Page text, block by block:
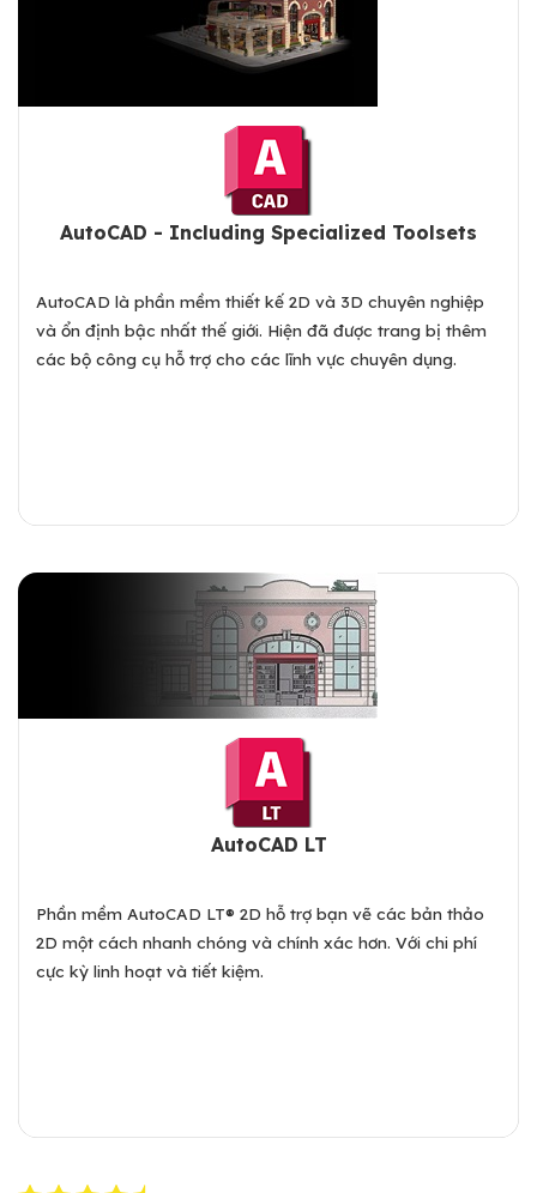
AutoCAD - Including Specialized Toolsets
AutoCAD là phần mềm thiết kế 2D và 3D chuyên nghiệp
và ổn định bậc nhất thế giới. Hiện đã được trang bị thêm
các bộ công cụ hỗ trợ cho các lĩnh vực chuyên dụng.
AutoCAD LT
Phần mềm AutoCAD LT® 2D hỗ trợ bạn vẽ các bản thảo
2D một cách nhanh chóng và chính xác hơn. Với chi phí
cực kỳ linh hoạt và tiết kiệm.